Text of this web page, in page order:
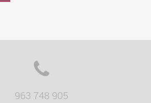
963 748 905